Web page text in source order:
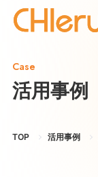
Case
活用事例
TOP 活用事例